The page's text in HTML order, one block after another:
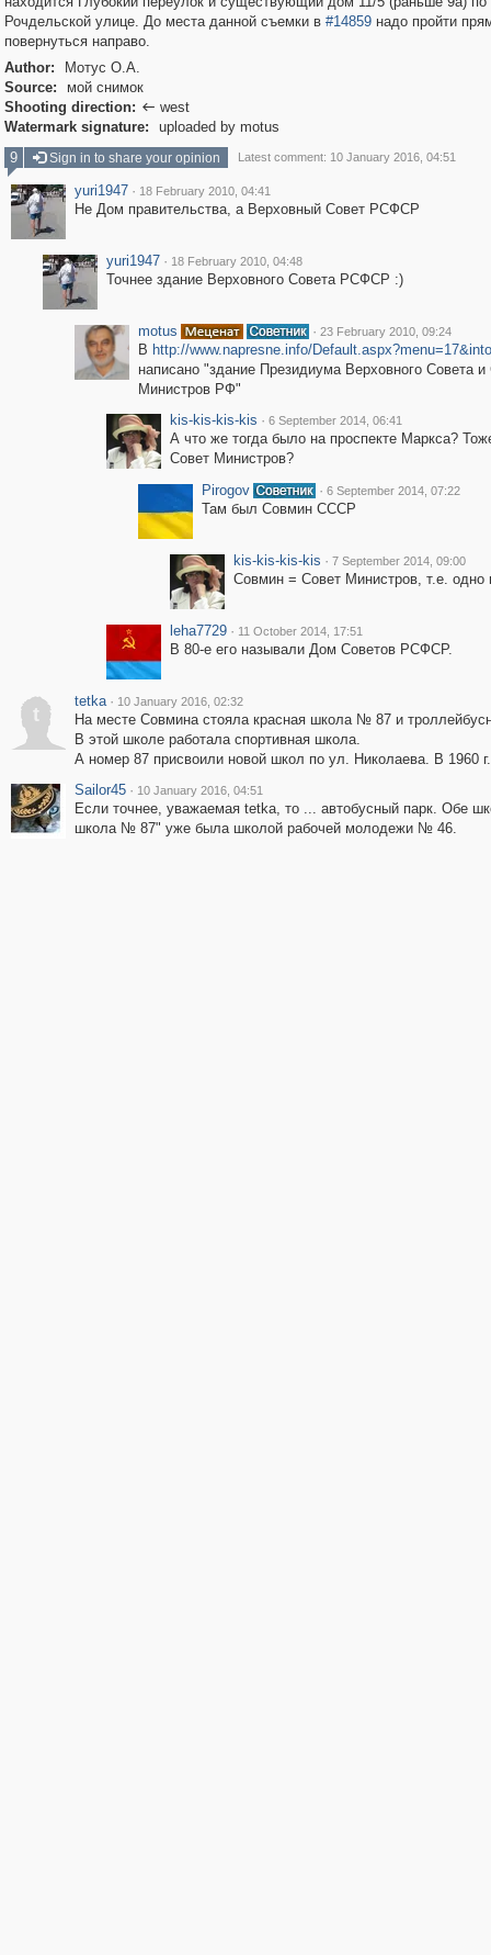
Рочдельской улице. До места данной съемки в #14859надо пройти
повернуться направо.
Author:
Мотус О.А.
Source:
мой снимок
Shooting direction:  west
Watermark signature:
uploaded by motus
9
Sign in to share your opinion Latest comment: 10 January 2016, 04:51
yuri1947 · 18 February 2010, 04:41
Не Дом правительства, а Верховный Совет РСФСР
yuri1947 · 18 February 2010, 04:48
Точнее здание Верховного Совета РСФСР :)
motus · 23 February 2010, 09:24
В http://www.napresne.info/
написано "здание Президиума Верховного Совета и
Министров РФ"
kis-kis-kis-kis · 6 September 2014, 06:41
А что же тогда было на проспекте Маркса?
Совет Министров?
Pirogov
· 6 September 2014, 07:22
Там был Совмин СССР
kis-kis-kis-kis · 7 September 2014, 09:00
Совмин = Совет Министров, т.е. одно
leha7729 · 11 October 2014, 17:51
В 80-е его называли Дом Советов РСФСР.
t
tetka · 10 January 2016, 02:32
На месте Совмина стояла красная школа № 87 и
В этой школе работала спортивная школа.
А номер 87 присвоили новой школ по ул. Николаева. В 1960
Sailor45 · 10 January 2016, 04:51
Если точнее, уважаемая tetka, то ... автобусный парк. Обе
школа № 87" уже была школой рабочей молодежи № 46.